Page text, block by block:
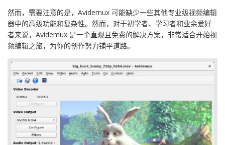
然而，需要注意的是，Avidemux 可能缺少一些其他专业级视频编辑
器中的高级功能和复杂性。然而，对于初学者、学习者和业余爱好
者来说，Avidemux 是一个直观且免费的解决方案，非常适合开始视
频编辑之旅，为你的创作努力铺平道路。